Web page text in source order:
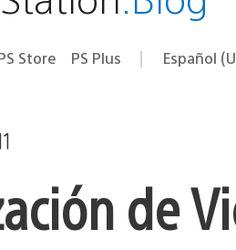
Store PS Plus Región
Español
de